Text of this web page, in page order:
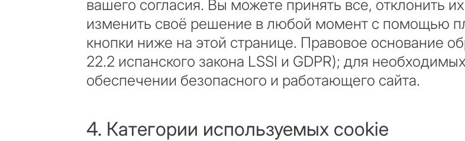
вашего согласия. Вы можете принять все, отклонить
изменить своё решение в любой момент с помощью
кнопки ниже на этой странице. Правовое основание
22.2 испанского закона LSSI и GDPR); для
обеспечении безопасного и работающего сайта.
4. Категории используемых cookie
Марбелье
Ответьте на несколько вопросов — мы подберём
объекты и решения под ваш запрос с учётом
бюджета, целей и юридических нюансов
1 / 7
Оставьте заявку — мы свяжемся с вами в
течение 30 минут
✓Без спама и рекламы